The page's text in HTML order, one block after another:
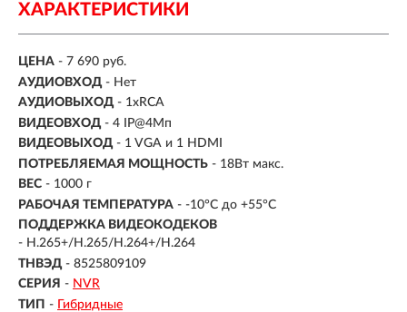
ХАРАКТЕРИСТИКИ
ЦЕНА - 7 690 руб.
АУДИОВХОД - Нет
АУДИОВЫХОД - 1xRCA
ВИДЕОВХОД - 4 IP@4Мп
ВИДЕОВЫХОД - 1 VGA и 1 HDMI
ПОТРЕБЛЯЕМАЯ МОЩНОСТЬ - 18Вт макс.
ВЕС - 1000 г
РАБОЧАЯ ТЕМПЕРАТУРА - -10°C до +55°C
ПОДДЕРЖКА ВИДЕОКОДЕКОВ
- H.265+/H.265/H.264+/H.264
ТНВЭД - 8525809109
СЕРИЯ - NVR
ТИП - Гибридные